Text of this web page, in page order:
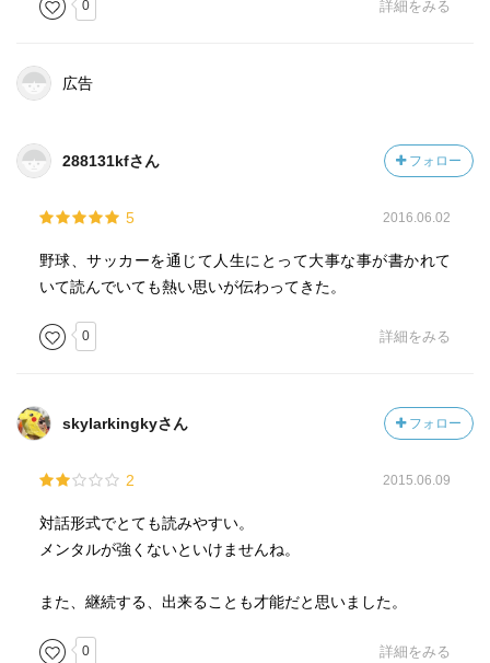
0 詳細をみる
広告
288131kfさん フォロー
5 2016.06.02
野球、サッカーを通じて人生にとって大事な事が書かれて
いて読んでいても熱い思いが伝わってきた。
0 詳細をみる
skylarkingkyさん フォロー
2 2015.06.09
対話形式でとても読みやすい。
メンタルが強くないといけませんね。
また、継続する、出来ることも才能だと思いました。
0 詳細をみる